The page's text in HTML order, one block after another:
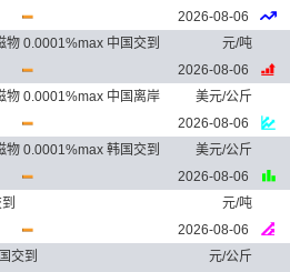
2026-08-06
0.0001%max 中国交到
元/吨
2026-08-06
物 0.0001%max 中国离岸
美元/公斤
2026-08-06
0.0001%max 韩国交到
美元/公斤
2026-08-06
元/吨
2026-08-06
交到
元/公斤